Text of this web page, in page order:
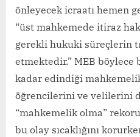
önleyecek icraatı hemen
“üst mahkemede itiraz
gerekli hukuki süreçlerin
etmektedir.” MEB böylece
kadar edindiği
öğrencilerini ve velilerini
“mahkemelik olma”
bu olay sıcaklığını